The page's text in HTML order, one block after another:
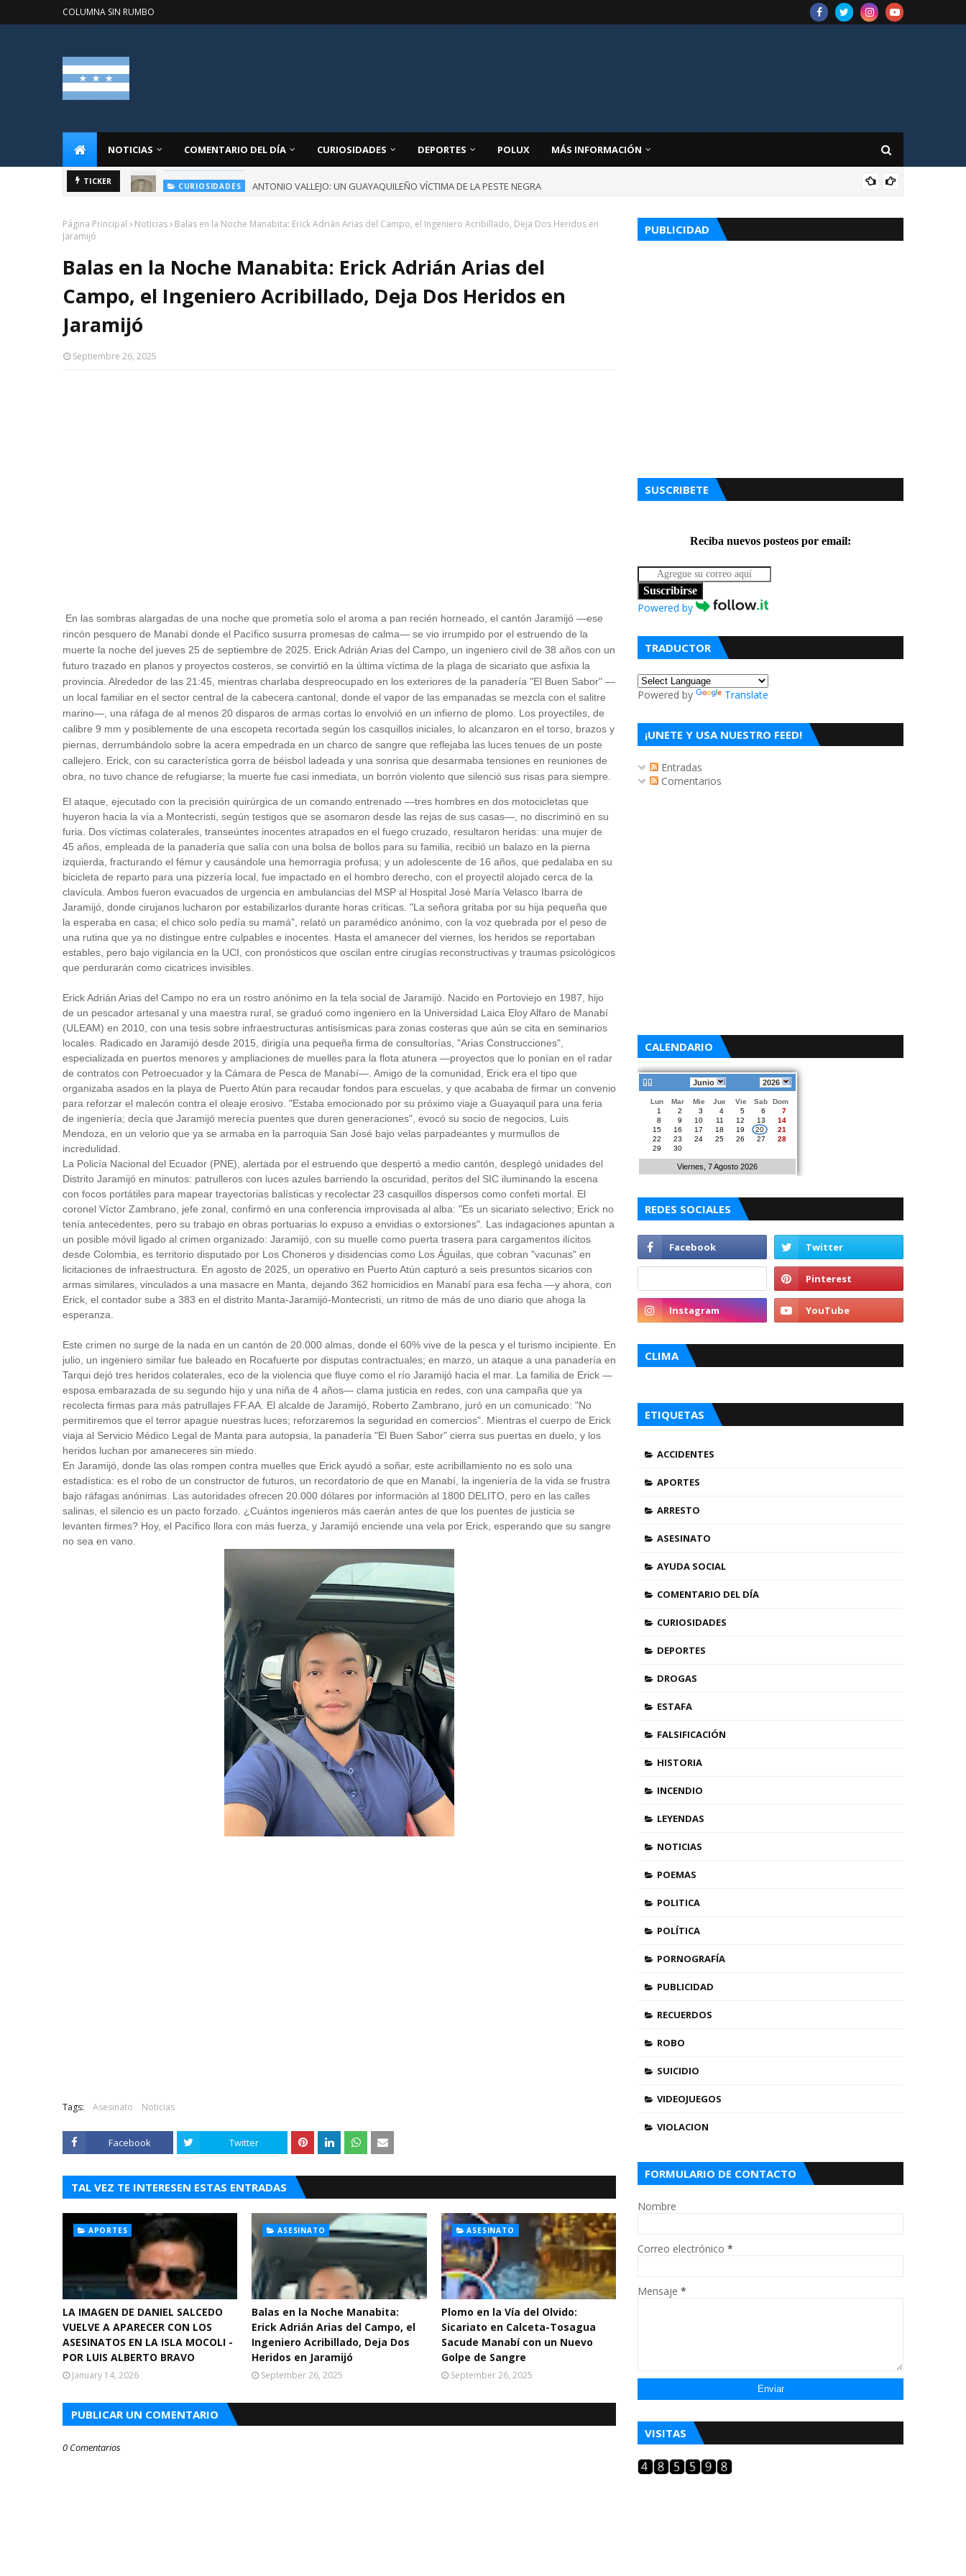
COLUMNA SIN RUMBO
NOTICIAS COMENTARIO DEL DÍA CURIOSIDADES DEPORTES POLUX MÁS INFORMACIÓN
TICKER CURIOSIDADES ANTONIO VALLEJO: UN GUAYAQUILEÑO VÍCTIMA DE LA PESTE NEGRA
Página Principal Noticias
Balas en la Noche Manabita: Erick Adrián Arias del Campo, el Ingeniero Acribillado, Deja Dos Heridos en
Jaramijó
Balas en la Noche Manabita: Erick Adrián Arias del
Campo, el Ingeniero Acribillado, Deja Dos Heridos en
Jaramijó
Septiembre 26, 2025
En las sombras alargadas de una noche que prometía solo el aroma a pan recién horneado, el cantón Jaramijó —ese
rincón pesquero de Manabí donde el Pacífico susurra promesas de calma— se vio irrumpido por el estruendo de la
muerte la noche del jueves 25 de septiembre de 2025. Erick Adrián Arias del Campo, un ingeniero civil de 38 años con un
futuro trazado en planos y proyectos costeros, se convirtió en la última víctima de la plaga de sicariato que asfixia la
provincia. Alrededor de las 21:45, mientras charlaba despreocupado en los exteriores de la panadería "El Buen Sabor" —
un local familiar en el sector central de la cabecera cantonal, donde el vapor de las empanadas se mezcla con el salitre
marino—, una ráfaga de al menos 20 disparos de armas cortas lo envolvió en un infierno de plomo. Los proyectiles, de
calibre 9 mm y posiblemente de una escopeta recortada según los casquillos iniciales, lo alcanzaron en el torso, brazos y
piernas, derrumbándolo sobre la acera empedrada en un charco de sangre que reflejaba las luces tenues de un poste
callejero. Erick, con su característica gorra de béisbol ladeada y una sonrisa que desarmaba tensiones en reuniones de
obra, no tuvo chance de refugiarse; la muerte fue casi inmediata, un borrón violento que silenció sus risas para siempre.
El ataque, ejecutado con la precisión quirúrgica de un comando entrenado —tres hombres en dos motocicletas que
huyeron hacia la vía a Montecristi, según testigos que se asomaron desde las rejas de sus casas—, no discriminó en su
furia. Dos víctimas colaterales, transeúntes inocentes atrapados en el fuego cruzado, resultaron heridas: una mujer de
45 años, empleada de la panadería que salía con una bolsa de bollos para su familia, recibió un balazo en la pierna
izquierda, fracturando el fémur y causándole una hemorragia profusa; y un adolescente de 16 años, que pedalaba en su
bicicleta de reparto para una pizzería local, fue impactado en el hombro derecho, con el proyectil alojado cerca de la
clavícula. Ambos fueron evacuados de urgencia en ambulancias del MSP al Hospital José María Velasco Ibarra de
Jaramijó, donde cirujanos lucharon por estabilizarlos durante horas críticas. "La señora gritaba por su hija pequeña que
la esperaba en casa; el chico solo pedía su mamá", relató un paramédico anónimo, con la voz quebrada por el peso de
una rutina que ya no distingue entre culpables e inocentes. Hasta el amanecer del viernes, los heridos se reportaban
estables, pero bajo vigilancia en la UCI, con pronósticos que oscilan entre cirugías reconstructivas y traumas psicológicos
que perdurarán como cicatrices invisibles.
Erick Adrián Arias del Campo no era un rostro anónimo en la tela social de Jaramijó. Nacido en Portoviejo en 1987, hijo
de un pescador artesanal y una maestra rural, se graduó como ingeniero en la Universidad Laica Eloy Alfaro de Manabí
(ULEAM) en 2010, con una tesis sobre infraestructuras antisísmicas para zonas costeras que aún se cita en seminarios
locales. Radicado en Jaramijó desde 2015, dirigía una pequeña firma de consultorías, "Arias Construcciones",
especializada en puertos menores y ampliaciones de muelles para la flota atunera —proyectos que lo ponían en el radar
de contratos con Petroecuador y la Cámara de Pesca de Manabí—. Amigo de la comunidad, Erick era el tipo que
organizaba asados en la playa de Puerto Atún para recaudar fondos para escuelas, y que acababa de firmar un convenio
para reforzar el malecón contra el oleaje erosivo. "Estaba emocionado por su próximo viaje a Guayaquil para una feria
de ingeniería; decía que Jaramijó merecía puentes que duren generaciones", evocó su socio de negocios, Luis
Mendoza, en un velorio que ya se armaba en la parroquia San José bajo velas parpadeantes y murmullos de
incredulidad.
La Policía Nacional del Ecuador (PNE), alertada por el estruendo que despertó a medio cantón, desplegó unidades del
Distrito Jaramijó en minutos: patrulleros con luces azules barriendo la oscuridad, peritos del SIC iluminando la escena
con focos portátiles para mapear trayectorias balísticas y recolectar 23 casquillos dispersos como confeti mortal. El
coronel Víctor Zambrano, jefe zonal, confirmó en una conferencia improvisada al alba: "Es un sicariato selectivo; Erick no
tenía antecedentes, pero su trabajo en obras portuarias lo expuso a envidias o extorsiones". Las indagaciones apuntan a
un posible móvil ligado al crimen organizado: Jaramijó, con su muelle como puerta trasera para cargamentos ilícitos
desde Colombia, es territorio disputado por Los Choneros y disidencias como Los Águilas, que cobran "vacunas" en
licitaciones de infraestructura. En agosto de 2025, un operativo en Puerto Atún capturó a seis presuntos sicarios con
armas similares, vinculados a una masacre en Manta, dejando 362 homicidios en Manabí para esa fecha —y ahora, con
Erick, el contador sube a 383 en el distrito Manta-Jaramijó-Montecristi, un ritmo de más de uno diario que ahoga la
esperanza.
Este crimen no surge de la nada en un cantón de 20.000 almas, donde el 60% vive de la pesca y el turismo incipiente. En
julio, un ingeniero similar fue baleado en Rocafuerte por disputas contractuales; en marzo, un ataque a una panadería en
Tarqui dejó tres heridos colaterales, eco de la violencia que fluye como el río Jaramijó hacia el mar. La familia de Erick —
esposa embarazada de su segundo hijo y una niña de 4 años— clama justicia en redes, con una campaña que ya
recolecta firmas para más patrullajes FF.AA. El alcalde de Jaramijó, Roberto Zambrano, juró en un comunicado: "No
permitiremos que el terror apague nuestras luces; reforzaremos la seguridad en comercios". Mientras el cuerpo de Erick
viaja al Servicio Médico Legal de Manta para autopsia, la panadería "El Buen Sabor" cierra sus puertas en duelo, y los
heridos luchan por amaneceres sin miedo.
En Jaramijó, donde las olas rompen contra muelles que Erick ayudó a soñar, este acribillamiento no es solo una
estadística: es el robo de un constructor de futuros, un recordatorio de que en Manabí, la ingeniería de la vida se frustra
bajo ráfagas anónimas. Las autoridades ofrecen 20.000 dólares por información al 1800 DELITO, pero en las calles
salinas, el silencio es un pacto forzado. ¿Cuántos ingenieros más caerán antes de que los puentes de justicia se
levanten firmes? Hoy, el Pacífico llora con más fuerza, y Jaramijó enciende una vela por Erick, esperando que su sangre
no sea en vano.
Tags: Asesinato Noticias
Facebook Twitter
TAL VEZ TE INTERESEN ESTAS ENTRADAS
APORTES
LA IMAGEN DE DANIEL SALCEDO
VUELVE A APARECER CON LOS
ASESINATOS EN LA ISLA MOCOLI -
POR LUIS ALBERTO BRAVO
January 14, 2026
ASESINATO
Balas en la Noche Manabita:
Erick Adrián Arias del Campo, el
Ingeniero Acribillado, Deja Dos
Heridos en Jaramijó
September 26, 2025
ASESINATO
Plomo en la Vía del Olvido:
Sicariato en Calceta-Tosagua
Sacude Manabí con un Nuevo
Golpe de Sangre
September 26, 2025
PUBLICAR UN COMENTARIO
0 Comentarios
PUBLICIDAD
SUSCRIBETE
Reciba nuevos posteos por email:
Suscribirse
Powered by
TRADUCTOR
Powered by Translate
¡UNETE Y USA NUESTRO FEED!
Entradas
Comentarios
CALENDARIO
Junio 2026
Lun Mar Mie Jue Vie Sab
Dom
1
2 3 4 5 6
7
8
9 10 11 12 13
14
15
16 17 18 19 20
21
22
23 24 25 26 27
28
29
30
Viernes, 7 Agosto 2026
REDES SOCIALES
CLIMA
ETIQUETAS
ACCIDENTES
APORTES
ARRESTO
ASESINATO
AYUDA SOCIAL
COMENTARIO DEL DÍA
CURIOSIDADES
DEPORTES
DROGAS
ESTAFA
FALSIFICACIÓN
HISTORIA
INCENDIO
LEYENDAS
NOTICIAS
POEMAS
POLITICA
POLÍTICA
PORNOGRAFÍA
PUBLICIDAD
RECUERDOS
ROBO
SUICIDIO
VIDEOJUEGOS
VIOLACION
FORMULARIO DE CONTACTO
Nombre
Correo electrónico *
Mensaje *
VISITAS